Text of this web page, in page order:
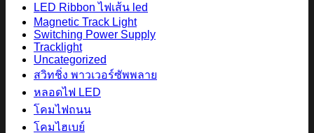
LED Ribbon ไฟเส้น led
Magnetic Track Light
Switching Power Supply
Tracklight
Uncategorized
สวิทชิ่ง พาวเวอร์ซัพพลาย
หลอดไฟ LED
โคมไฟถนน
โคมไฮเบย์